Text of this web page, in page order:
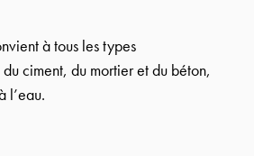
à tous les types
ciment, du mortier et du béton,
l’eau.